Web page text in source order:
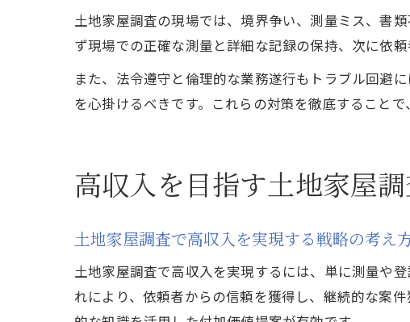
土地家屋調査の現場では、境界争い、測量ミス、書
ず現場での正確な測量と詳細な記録の保持、次に依
また、法令遵守と倫理的な業務遂行もトラブル回避
を心掛けるべきです。これらの対策を徹底すること
高収入を目指す土地家屋
土地家屋調査で高収入を実現する戦略の考え
土地家屋調査で高収入を実現するには、単に測量や
れにより、依頼者からの信頼を獲得し、継続的な案